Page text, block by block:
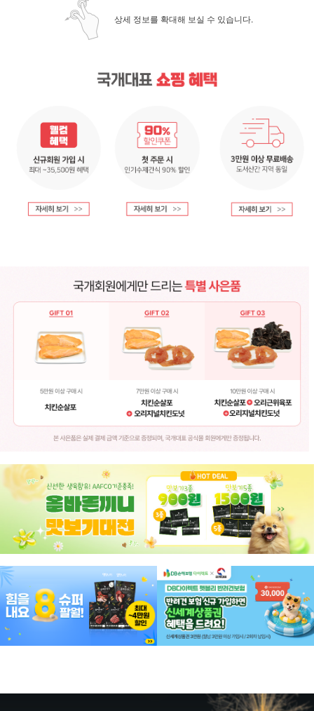
상세 정보를 확대해 보실 수 있습니다.